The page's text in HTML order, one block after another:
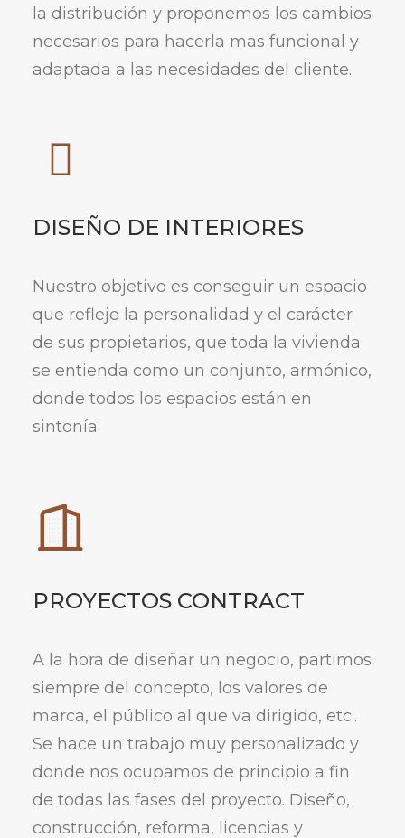
la distribución y proponemos los cambios
necesarios para hacerla mas funcional y
adaptada a las necesidades del cliente.
DISEÑO DE INTERIORES
Nuestro objetivo es conseguir un espacio
que refleje la personalidad y el carácter
de sus propietarios, que toda la vivienda
se entienda como un conjunto, armónico,
donde todos los espacios están en
sintonía.
PROYECTOS CONTRACT
A la hora de diseñar un negocio, partimos
siempre del concepto, los valores de
marca, el público al que va dirigido, etc..
Se hace un trabajo muy personalizado y
donde nos ocupamos de principio a fin
de todas las fases del proyecto. Diseño,
construcción, reforma, licencias y